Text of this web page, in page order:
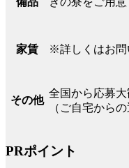
家賃 ※詳しくはお問
その他
全国から応募大
（ご自宅から
PRポイント